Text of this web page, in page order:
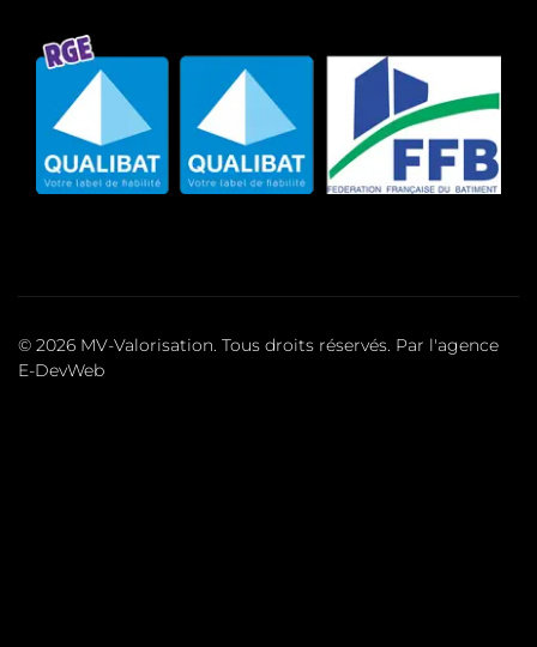
© 2026 MV-Valorisation. Tous droits réservés. Par l'agence
E-DevWeb